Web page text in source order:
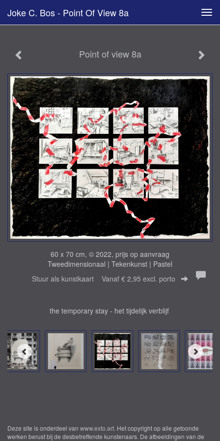
Joke C. Bos - Point Of View 8a
Point of view 8a
60 x 70 cm, © 2022, prijs op aanvraag
Tweedimensionaal | Tekenkunst | Pastel
Stuur als kunstkaart Vanaf € 2,95 excl. porto
the temporary stay - het tijdelijk verblijf
Deze site is onderdeel van www.exto.art. Het copyright op alle getoonde
werken berust bij de desbetreffende kunstenaars. De afbeeldingen van de